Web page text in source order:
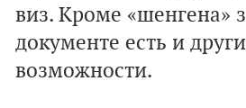
виз. Кроме «шенгена»
документе есть и
возможности.